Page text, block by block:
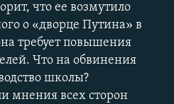
что ее возмутило
о «дворце Путина» в
требует повышения
Что на обвинения
школы?
мнения всех сторон